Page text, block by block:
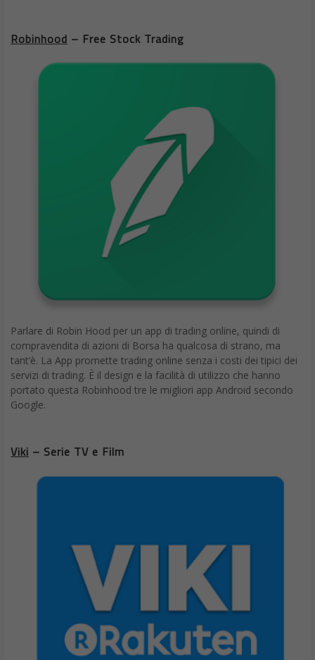
Robinhood – Free Stock Trading
Parlare di Robin Hood per un app di trading online, quindi di
compravendita di azioni di Borsa ha qualcosa di strano, ma
tant’è. La App promette trading online senza i costi dei tipici dei
servizi di trading. È il design e la facilità di utilizzo che hanno
portato questa Robinhood tre le migliori app Android secondo
Google.
Viki – Serie TV e Film